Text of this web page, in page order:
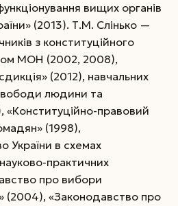
вищих органів
(2013). Т.М. Слінько —
з конституційного
МОН (2002, 2008),
(2012), навчальних
людини та
«Конституційно-правовий
(1998),
України в схемах
практичних
про вибори
(2004), «Законодавство про